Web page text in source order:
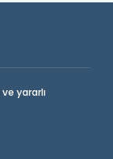
yararlı